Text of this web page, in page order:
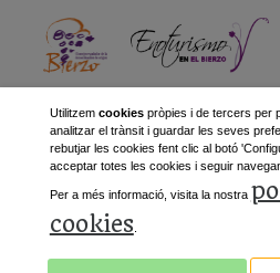
Utilitzem cookiespròpies i de tercers per
analitzar el trànsit i guardar les seves
rebutjar les cookies fent clic al botó
acceptar totes les cookies i seguir
Per a més informació, visita la nostra
cookies